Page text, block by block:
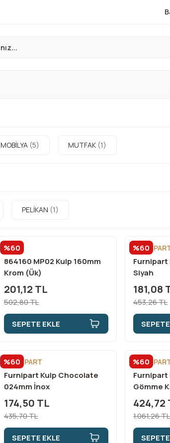
MOBİLYA (5) MUTFAK (1)
PELİKAN (1)
%60
ÇEBİ
864160 MP02 Kulp 160mm
Krom (Ük)
201,12 TL
502,80 TL
SEPETE EKLE
%60
Furnipart
Siyah
181,08
453,26 TL
%60
FURNİPART
Furnipart Kulp Chocolate
024mm İnox
174,50 TL
435,70 TL
SEPETE EKLE
%60
Furnipart
Gömme
424,72
1.061,26 TL